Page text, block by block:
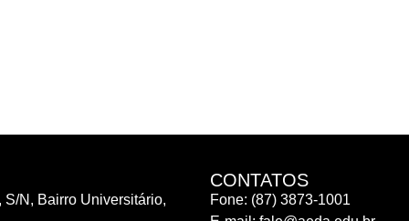
N, Bairro Universitário,
CONTATOS
Fone: (87) 3873-1001